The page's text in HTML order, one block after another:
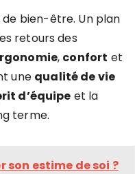
bien-être. Un plan
retours des
, confort et
une qualité de vie
d’équipe et la
terme.
estime de soi ?